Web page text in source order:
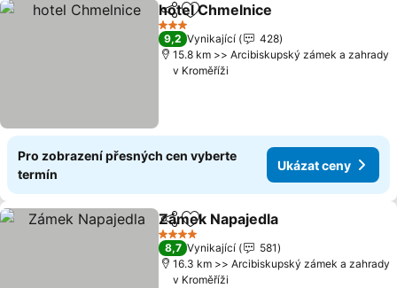
SdíletPřidat na seznam oblíbených
hotel Chmelnice
3 Počet hvězdiček
9,2 Vynikající
428
15.8 km >> Arcibiskupský zámek a zahrady
v Kroměříži
Pro zobrazení přesných cen vyberte
termín
Ukázat ceny
SdíletPřidat na seznam oblíbených
Zámek Napajedla
4 Počet hvězdiček
8,7 Vynikající
581
16.3 km >> Arcibiskupský zámek a zahrady
v Kroměříži